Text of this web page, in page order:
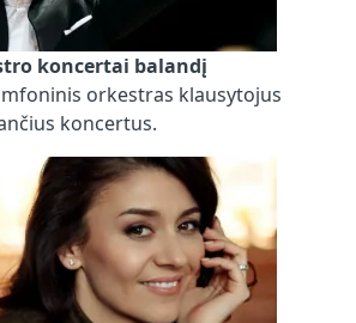
koncertai balandį
orkestras klausytojus
koncertus.